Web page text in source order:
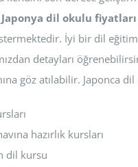
Japonya dil okulu fiyatları
İyi bir dil
detayları
göz atılabilir. Japonca
hazırlık kursları
dil kursu